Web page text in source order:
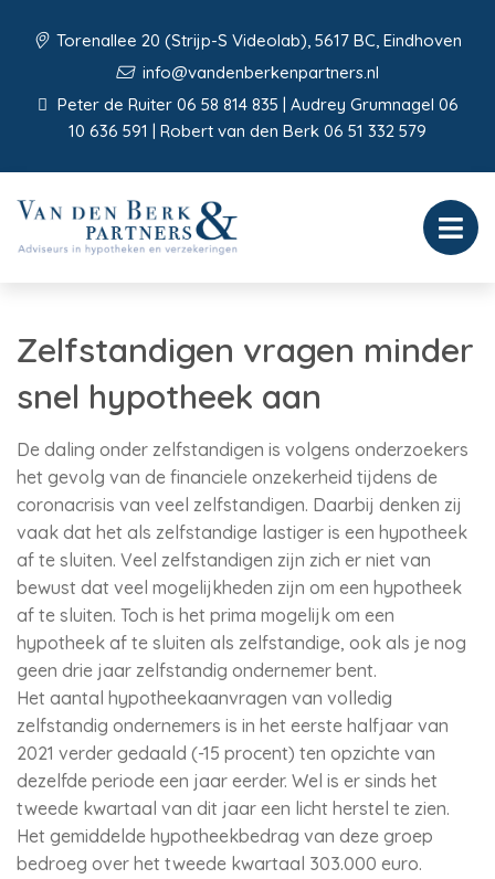
Torenallee 20 (Strijp-S Videolab), 5617 BC, Eindhoven
info@vandenberkenpartners.nl
Peter de Ruiter 06 58 814 835 | Audrey Grumnagel 06
10 636 591 | Robert van den Berk 06 51 332 579
Zelfstandigen vragen minder
snel hypotheek aan
De daling onder zelfstandigen is volgens onderzoekers
het gevolg van de financiele onzekerheid tijdens de
coronacrisis van veel zelfstandigen. Daarbij denken zij
vaak dat het als zelfstandige lastiger is een hypotheek
af te sluiten. Veel zelfstandigen zijn zich er niet van
bewust dat veel mogelijkheden zijn om een hypotheek
af te sluiten. Toch is het prima mogelijk om een
hypotheek af te sluiten als zelfstandige, ook als je nog
geen drie jaar zelfstandig ondernemer bent.
Het aantal hypotheekaanvragen van volledig
zelfstandig ondernemers is in het eerste halfjaar van
2021 verder gedaald (-15 procent) ten opzichte van
dezelfde periode een jaar eerder. Wel is er sinds het
tweede kwartaal van dit jaar een licht herstel te zien.
Het gemiddelde hypotheekbedrag van deze groep
bedroeg over het tweede kwartaal 303.000 euro.